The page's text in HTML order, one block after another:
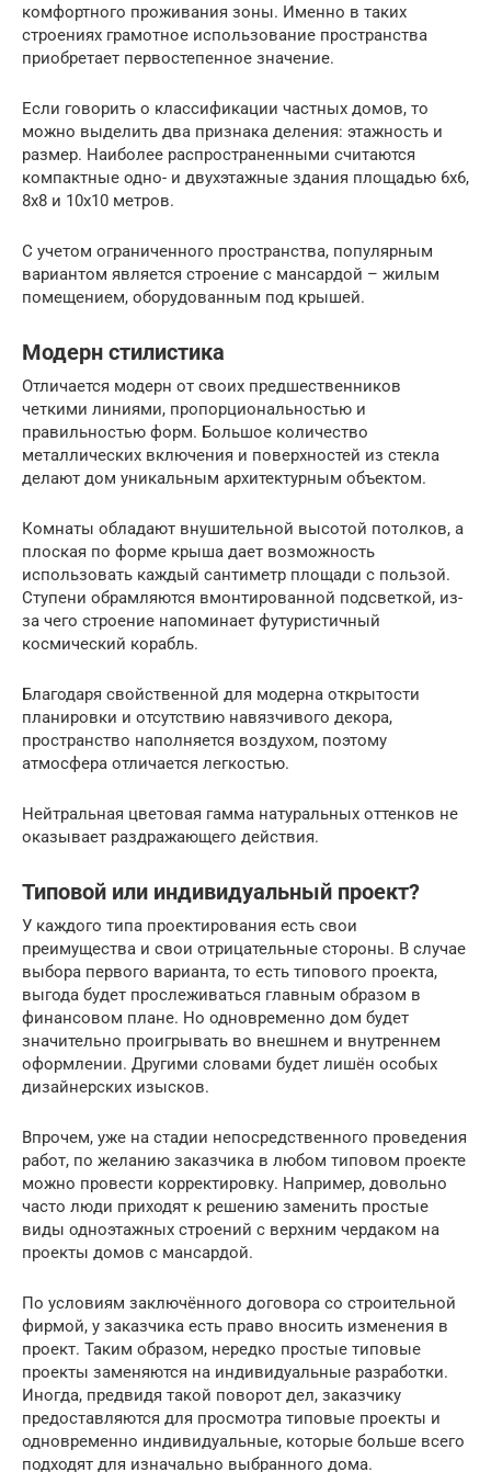
комфортного проживания зоны. Именно в таких
строениях грамотное использование пространства
приобретает первостепенное значение.
Если говорить о классификации частных домов, то
можно выделить два признака деления: этажность и
размер. Наиболее распространенными считаются
компактные одно- и двухэтажные здания площадью 6х6,
8х8 и 10х10 метров.
С учетом ограниченного пространства, популярным
вариантом является строение с мансардой – жилым
помещением, оборудованным под крышей.
Модерн стилистика
Отличается модерн от своих предшественников
четкими линиями, пропорциональностью и
правильностью форм. Большое количество
металлических включения и поверхностей из стекла
делают дом уникальным архитектурным объектом.
Комнаты обладают внушительной высотой потолков, а
плоская по форме крыша дает возможность
использовать каждый сантиметр площади с пользой.
Ступени обрамляются вмонтированной подсветкой, из-
за чего строение напоминает футуристичный
космический корабль.
Благодаря свойственной для модерна открытости
планировки и отсутствию навязчивого декора,
пространство наполняется воздухом, поэтому
атмосфера отличается легкостью.
Нейтральная цветовая гамма натуральных оттенков не
оказывает раздражающего действия.
Типовой или индивидуальный проект?
У каждого типа проектирования есть свои
преимущества и свои отрицательные стороны. В случае
выбора первого варианта, то есть типового проекта,
выгода будет прослеживаться главным образом в
финансовом плане. Но одновременно дом будет
значительно проигрывать во внешнем и внутреннем
оформлении. Другими словами будет лишён особых
дизайнерских изысков.
Впрочем, уже на стадии непосредственного проведения
работ, по желанию заказчика в любом типовом проекте
можно провести корректировку. Например, довольно
часто люди приходят к решению заменить простые
виды одноэтажных строений с верхним чердаком на
проекты домов с мансардой.
По условиям заключённого договора со строительной
фирмой, у заказчика есть право вносить изменения в
проект. Таким образом, нередко простые типовые
проекты заменяются на индивидуальные разработки.
Иногда, предвидя такой поворот дел, заказчику
предоставляются для просмотра типовые проекты и
одновременно индивидуальные, которые больше всего
подходят для изначально выбранного дома.